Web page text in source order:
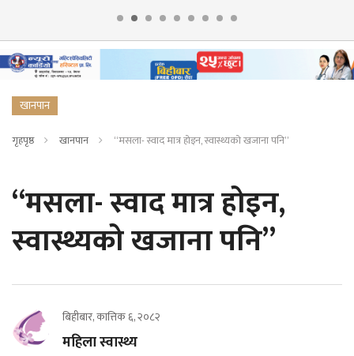
खानपान
गृहपृष्ठ खानपान “मसला- स्वाद मात्र होइन, स्वास्थ्यको खजाना पनि”
“मसला- स्वाद मात्र होइन,
स्वास्थ्यको खजाना पनि”
बिहीबार, कात्तिक ६, २०८२
महिला स्वास्थ्य